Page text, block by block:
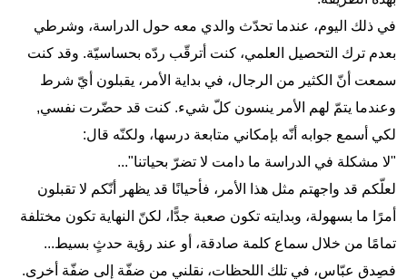
في ذلك اليوم، عندما تحدّث والدي معه حول الدراسة، وشرطي
بعدم ترك التحصيل العلمي، كنت أترقّب ردّه بحساسيّة. وقد كنت
سمعت أنّ الكثير من الرجال، في بداية الأمر، يقبلون أيّ شرط
وعندما يتمّ لهم الأمر ينسون كلّ شيء. كنت قد حضّرت نفسي,
لكي أسمع جوابه أنّه بإمكاني متابعة درسها، ولكنّه قال:
"لا مشكلة في الدراسة ما دامت لا تضرّ بحياتنا"...
لعلّكم قد واجهتم مثل هذا الأمر، فأحيانًا قد يظهر أنّكم لا تقبلون
أمرًا ما بسهولة، وبدايته تكون صعبة جدًّا، لكنّ النهاية تكون مختلفة
تمامًا من خلال سماع كلمة صادقة، أو عند رؤية حدثٍ بسيط...
فصِدق عبّاس، في تلك اللحظات، نقلني من ضفّة إلى ضفّة أخرى.